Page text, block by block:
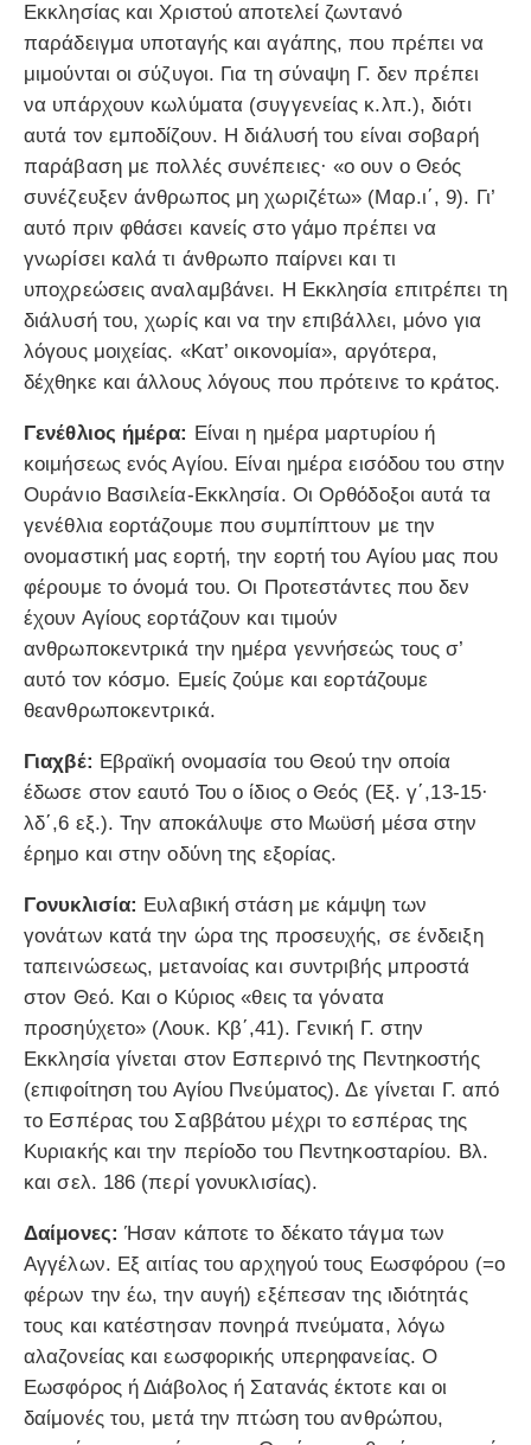
Εκκλησίας και Χριστού αποτελεί ζωντανό
παράδειγμα υποταγής και αγάπης, που πρέπει να
μιμούνται οι σύζυγοι. Για τη σύναψη Γ. δεν πρέπει
να υπάρχουν κωλύματα (συγγενείας κ.λπ.), διότι
αυτά τον εμποδίζουν. Η διάλυσή του είναι σοβαρή
παράβαση με πολλές συνέπειες· «ο ουν ο Θεός
συνέζευξεν άνθρωπος μη χωριζέτω» (Μαρ.ι΄, 9). Γι’
αυτό πριν φθάσει κανείς στο γάμο πρέπει να
γνωρίσει καλά τι άνθρωπο παίρνει και τι
υποχρεώσεις αναλαμβάνει. Η Εκκλησία επιτρέπει τη
διάλυσή του, χωρίς και να την επιβάλλει, μόνο για
λόγους μοιχείας. «Κατ’ οικονομία», αργότερα,
δέχθηκε και άλλους λόγους που πρότεινε το κράτος.
Γενέθλιος ήμέρα: Είναι η ημέρα μαρτυρίου ή
κοιμήσεως ενός Αγίου. Είναι ημέρα εισόδου του στην
Ουράνιο Βασιλεία-Εκκλησία. Οι Ορθόδοξοι αυτά τα
γενέθλια εορτάζουμε που συμπίπτουν με την
ονομαστική μας εορτή, την εορτή του Αγίου μας που
φέρουμε το όνομά του. Οι Προτεστάντες που δεν
έχουν Αγίους εορτάζουν και τιμούν
ανθρωποκεντρικά την ημέρα γεννήσεώς τους σ’
αυτό τον κόσμο. Εμείς ζούμε και εορτάζουμε
θεανθρωποκεντρικά.
Γιαχβέ: Εβραϊκή ονομασία του Θεού την οποία
έδωσε στον εαυτό Του ο ίδιος ο Θεός (Εξ. γ΄,13-15·
λδ΄,6 εξ.). Την αποκάλυψε στο Μωϋσή μέσα στην
έρημο και στην οδύνη της εξορίας.
Γονυκλισία: Ευλαβική στάση με κάμψη των
γονάτων κατά την ώρα της προσευχής, σε ένδειξη
ταπεινώσεως, μετανοίας και συντριβής μπροστά
στον Θεό. Και ο Κύριος «θεις τα γόνατα
προσηύχετο» (Λουκ. Κβ΄,41). Γενική Γ. στην
Εκκλησία γίνεται στον Εσπερινό της Πεντηκοστής
(επιφοίτηση του Αγίου Πνεύματος). Δε γίνεται Γ. από
το Εσπέρας του Σαββάτου μέχρι το εσπέρας της
Κυριακής και την περίοδο του Πεντηκοσταρίου. Βλ.
και σελ. 186 (περί γονυκλισίας).
Δαίμονες: Ήσαν κάποτε το δέκατο τάγμα των
Αγγέλων. Εξ αιτίας του αρχηγού τους Εωσφόρου (=ο
φέρων την έω, την αυγή) εξέπεσαν της ιδιότητάς
τους και κατέστησαν πονηρά πνεύματα, λόγω
αλαζονείας και εωσφορικής υπερηφανείας. Ο
Εωσφόρος ή Διάβολος ή Σατανάς έκτοτε και οι
δαίμονές του, μετά την πτώση του ανθρώπου,